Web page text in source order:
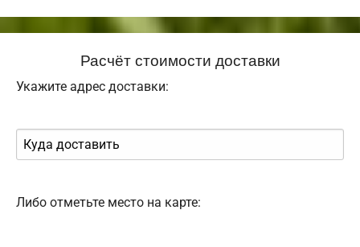
Расчёт стоимости доставки
Укажите адрес доставки:
Либо отметьте место на карте: